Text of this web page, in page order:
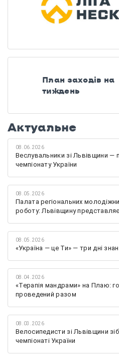
План заходів на
тиждень
Актуальне
08.06.2026
Веслувальники зі Львівщини —
чемпіонату України
08.05.2026
Палата регіональних
роботу: Львівщину
08.05.2026
«Україна — це Ти» — три дні
08.04.2026
«Терапія мандрами» на Плаю:
проведений разом
08.03.2026
Велосипедисти зі Львівщини
чемпіонаті України